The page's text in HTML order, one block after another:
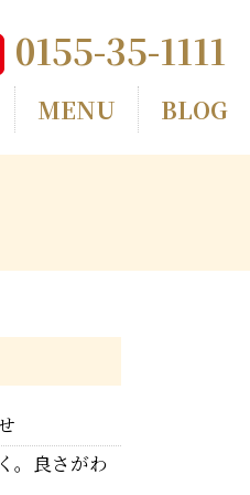
0155-35-1111
MENU BLOG
。良さがわ